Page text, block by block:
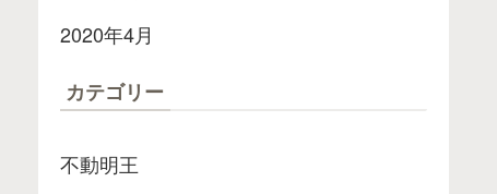
2020年4月
カテゴリー
不動明王